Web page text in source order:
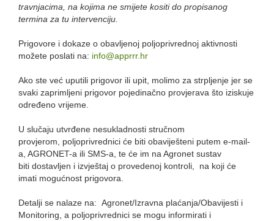
travnjacima, na kojima ne smijete kositi do propisanog
termina za tu intervenciju.
Prigovore i dokaze o obavljenoj poljoprivrednoj aktivnosti
možete poslati na: info@apprrr.hr
Ako ste već uputili prigovor ili upit, molimo za strpljenje jer se
svaki zaprimljeni prigovor pojedinačno provjerava što iziskuje
određeno vrijeme.
U slučaju utvrđene nesukladnosti stručnom
provjerom, poljoprivrednici će biti obaviješteni putem e-mail-
a, AGRONET-a ili SMS-a, te će im na Agronet sustav
biti dostavljen i izvještaj o provedenoj kontroli, na koji će
imati mogućnost prigovora.
Detalji se nalaze na: Agronet/Izravna plaćanja/Obavijesti i
Monitoring, a poljoprivrednici se mogu informirati i